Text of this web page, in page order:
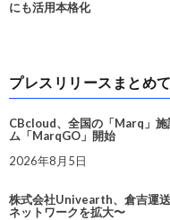
にも活用本格化
プレスリリースまとめ
CBcloud、全国の「Marq」施
ム「MarqGO」開始
2026年8月5日
株式会社Univearth、倉吉運
ネットワークを拡大〜